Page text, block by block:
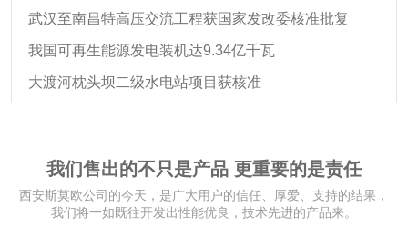
武汉至南昌特高压交流工程获国家发改委核准批复
我国可再生能源发电装机达9.34亿千瓦
大渡河枕头坝二级水电站项目获核准
我们售出的不只是产品 更重要的是责任
西安斯莫欧公司的今天，是广大用户的信任、厚爱、支持的结果，
我们将一如既往开发出性能优良，技术先进的产品来。